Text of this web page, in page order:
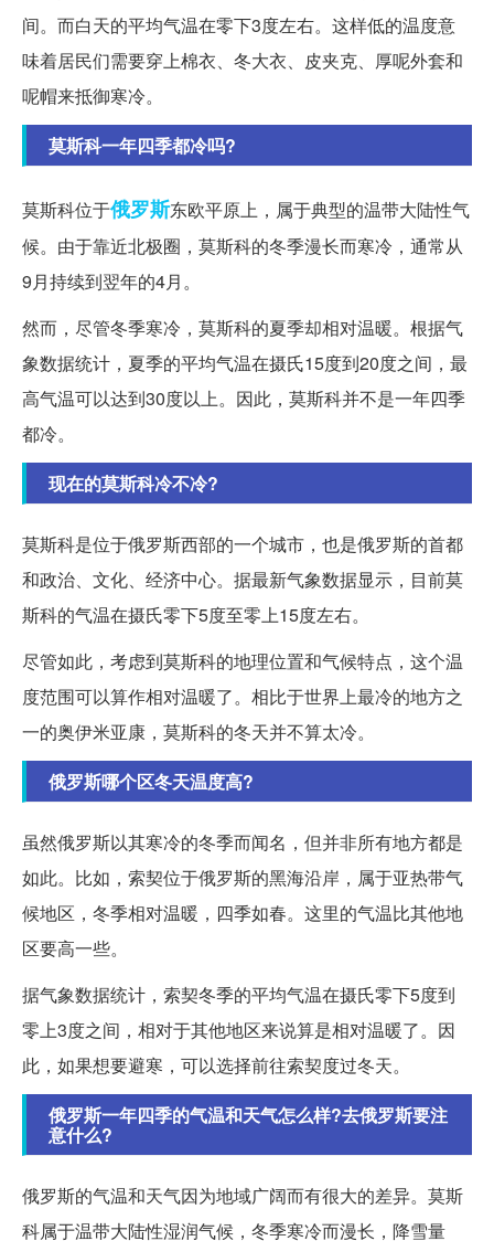
间。而白天的平均气温在零下3度左右。这样低的温度意
味着居民们需要穿上棉衣、冬大衣、皮夹克、厚呢外套和
呢帽来抵御寒冷。
莫斯科一年四季都冷吗?
莫斯科位于俄罗斯东欧平原上，属于典型的温带大陆性气
候。由于靠近北极圈，莫斯科的冬季漫长而寒冷，通常从
9月持续到翌年的4月。
然而，尽管冬季寒冷，莫斯科的夏季却相对温暖。根据气
象数据统计，夏季的平均气温在摄氏15度到20度之间，最
高气温可以达到30度以上。因此，莫斯科并不是一年四季
都冷。
现在的莫斯科冷不冷?
莫斯科是位于俄罗斯西部的一个城市，也是俄罗斯的首都
和政治、文化、经济中心。据最新气象数据显示，目前莫
斯科的气温在摄氏零下5度至零上15度左右。
尽管如此，考虑到莫斯科的地理位置和气候特点，这个温
度范围可以算作相对温暖了。相比于世界上最冷的地方之
一的奥伊米亚康，莫斯科的冬天并不算太冷。
俄罗斯哪个区冬天温度高?
虽然俄罗斯以其寒冷的冬季而闻名，但并非所有地方都是
如此。比如，索契位于俄罗斯的黑海沿岸，属于亚热带气
候地区，冬季相对温暖，四季如春。这里的气温比其他地
区要高一些。
据气象数据统计，索契冬季的平均气温在摄氏零下5度到
零上3度之间，相对于其他地区来说算是相对温暖了。因
此，如果想要避寒，可以选择前往索契度过冬天。
俄罗斯一年四季的气温和天气怎么样?去俄罗斯要注
意什么?
俄罗斯的气温和天气因为地域广阔而有很大的差异。莫斯
科属于温带大陆性湿润气候，冬季寒冷而漫长，降雪量